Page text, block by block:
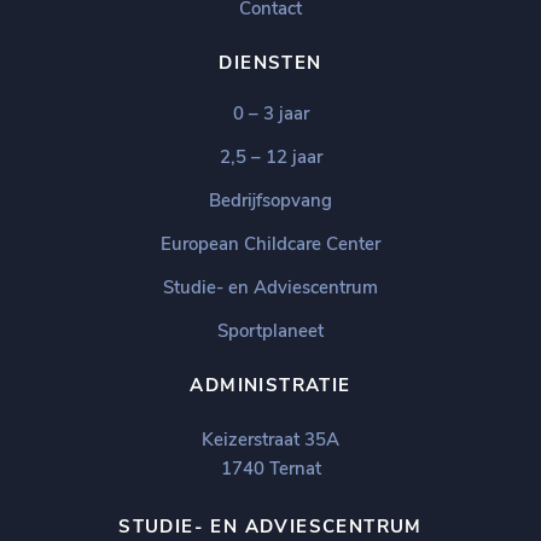
Contact
DIENSTEN
0 – 3 jaar
2,5 – 12 jaar
Bedrijfsopvang
European Childcare Center
Studie- en Adviescentrum
Sportplaneet
ADMINISTRATIE
Keizerstraat 35A
1740 Ternat
STUDIE- EN ADVIESCENTRUM